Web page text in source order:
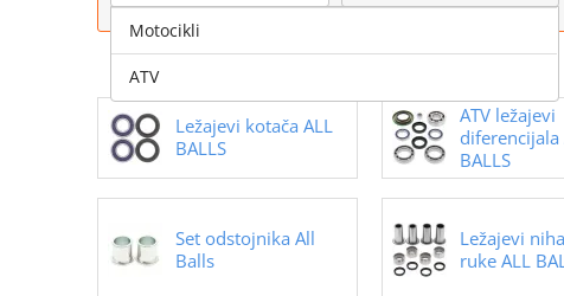
Ležajevi kotača ALL
BALLS
ATV ležajevi
diferencijala
BALLS
Set odstojnika All
Balls
Ležajevi
ruke ALL
Motocikli
ATV